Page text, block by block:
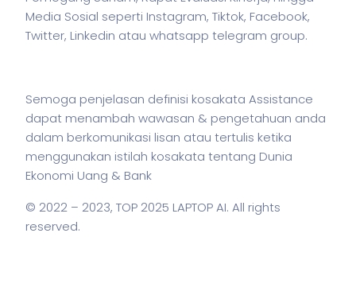
Media Sosial seperti Instagram, Tiktok, Facebook,
Twitter, Linkedin atau whatsapp telegram group.
Semoga penjelasan definisi kosakata Assistance
dapat menambah wawasan & pengetahuan anda
dalam berkomunikasi lisan atau tertulis ketika
menggunakan istilah kosakata tentang Dunia
Ekonomi Uang & Bank
© 2022 – 2023, TOP 2025 LAPTOP AI. All rights
reserved.